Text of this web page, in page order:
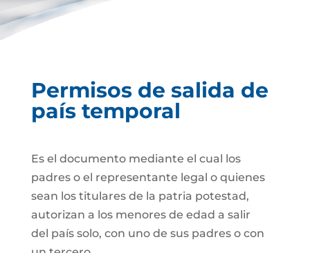
Permisos de salida de
país temporal
Es el documento mediante el cual los
padres o el representante legal o quienes
sean los titulares de la patria potestad,
autorizan a los menores de edad a salir
del país solo, con uno de sus padres o con